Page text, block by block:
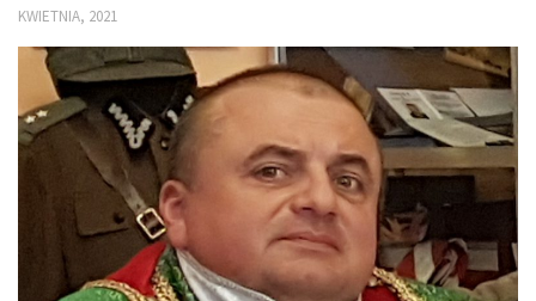
KWIETNIA, 2021